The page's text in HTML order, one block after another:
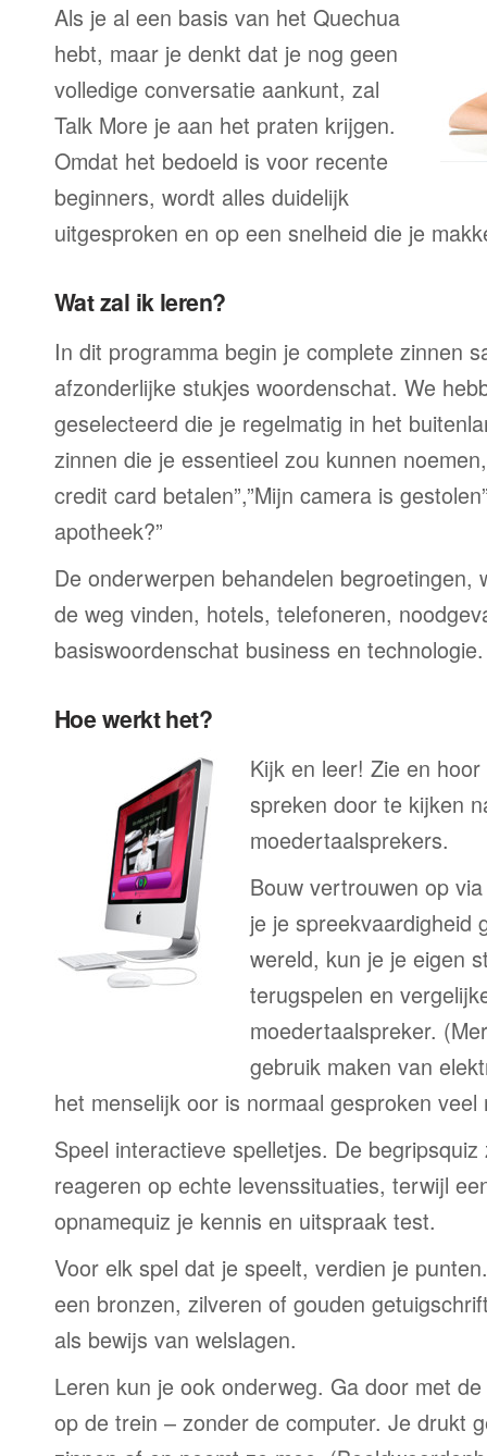
Als je al een basis van het Quechua
hebt, maar je denkt dat je nog geen
volledige conversatie aankunt, zal
Talk More je aan het praten krijgen.
Omdat het bedoeld is voor recente
beginners, wordt alles duidelijk
uitgesproken en op een snelheid die je
Wat zal ik leren?
In dit programma begin je complete zinnen
afzonderlijke stukjes woordenschat. We
geselecteerd die je regelmatig in het
zinnen die je essentieel zou kunnen
credit card betalen”,”Mijn camera is
apotheek?”
De onderwerpen behandelen begroetingen,
de weg vinden, hotels, telefoneren,
basiswoordenschat business en technologie.
Hoe werkt het?
Kijk en leer! Zie en
spreken door te kijken
moedertaalsprekers.
Bouw vertrouwen op
je je spreekvaardigheid
wereld, kun je je eigen
terugspelen en
moedertaalspreker.
gebruik maken van
het menselijk oor is normaal gesproken veel
Speel interactieve spelletjes. De
reageren op echte levenssituaties, terwijl
opnamequiz je kennis en uitspraak test.
Voor elk spel dat je speelt, verdien je
een bronzen, zilveren of gouden
als bewijs van welslagen.
Leren kun je ook onderweg. Ga door met
op de trein – zonder de computer. Je drukt